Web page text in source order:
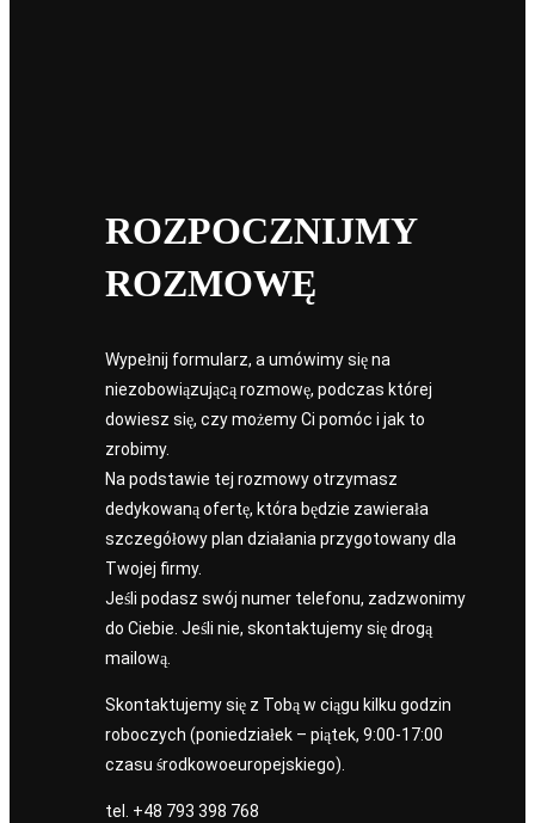
ROZPOCZNIJMY
ROZMOWĘ
Wypełnij formularz, a umówimy się na
niezobowiązującą rozmowę, podczas której
dowiesz się, czy możemy Ci pomóc i jak to
zrobimy.
Na podstawie tej rozmowy otrzymasz
dedykowaną ofertę, która będzie zawierała
szczegółowy plan działania przygotowany dla
Twojej firmy.
Jeśli podasz swój numer telefonu, zadzwonimy
do Ciebie. Jeśli nie, skontaktujemy się drogą
mailową.
Skontaktujemy się z Tobą w ciągu kilku godzin
roboczych (poniedziałek – piątek, 9:00-17:00
czasu środkowoeuropejskiego).
tel. +48 793 398 768